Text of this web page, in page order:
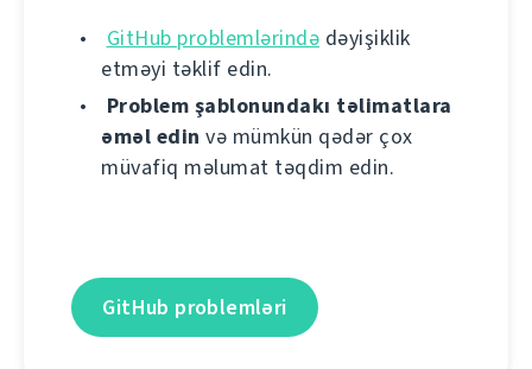
GitHub problemlərində dəyişiklik
etməyi təklif edin.
Problem şablonundakı təlimatlara
əməl edin və mümkün qədər çox
müvafiq məlumat təqdim edin.
GitHub problemləri